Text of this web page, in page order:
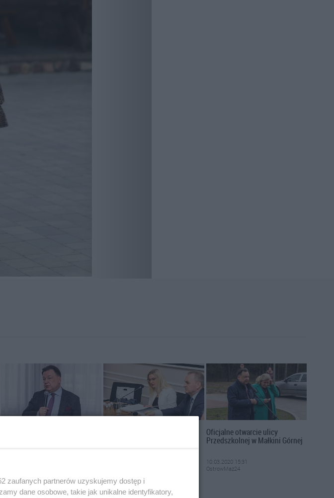
Oficjalne otwarcie ulicy
Przedszkolnej w Małkini Górnej
10.03.2020 15:31
OstrowMaz24
zaufanych partnerów uzyskujemy dostęp i
dane osobowe, takie jak unikalne identyfikatory,